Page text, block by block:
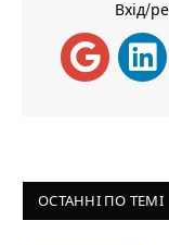
Вхід/
ОСТАННІ ПО ТЕМІ